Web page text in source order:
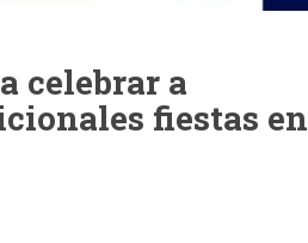
celebrar a
fiestas en